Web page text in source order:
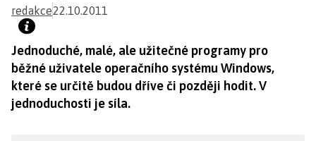
redakce22.10.2011
Jednoduché, malé, ale užitečné programy pro
běžné uživatele operačního systému Windows,
které se určitě budou dříve či později hodit. V
jednoduchosti je síla.